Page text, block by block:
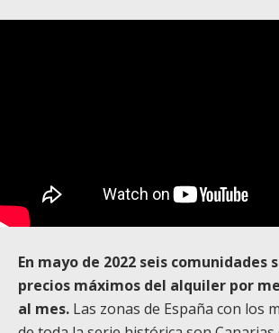
En mayo de 2022 seis comunidades
precios máximos del alquiler por
al mes. Las zonas de España con los